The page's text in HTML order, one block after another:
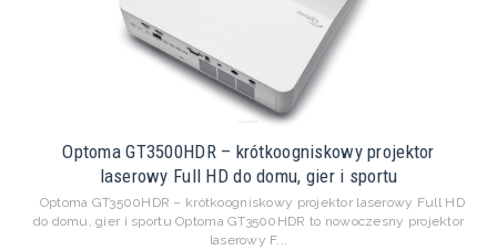
Optoma GT3500HDR – krótkoogniskowy projektor
laserowy Full HD do domu, gier i sportu
Optoma GT3500HDR – krótkoogniskowy projektor laserowy Full HD
do domu, gier i sportu Optoma GT3500HDR to nowoczesny projektor
laserowy F...